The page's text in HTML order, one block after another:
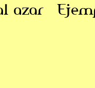
azar